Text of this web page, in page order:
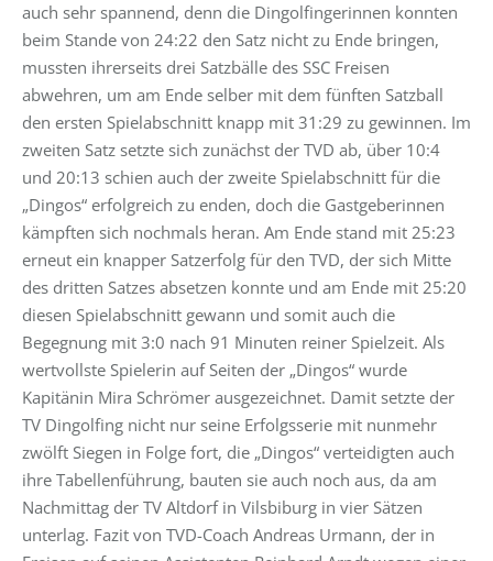
auch sehr spannend, denn die Dingolfingerinnen konnten
beim Stande von 24:22 den Satz nicht zu Ende bringen,
mussten ihrerseits drei Satzbälle des SSC Freisen
abwehren, um am Ende selber mit dem fünften Satzball
den ersten Spielabschnitt knapp mit 31:29 zu gewinnen. Im
zweiten Satz setzte sich zunächst der TVD ab, über 10:4
und 20:13 schien auch der zweite Spielabschnitt für die
„Dingos“ erfolgreich zu enden, doch die Gastgeberinnen
kämpften sich nochmals heran. Am Ende stand mit 25:23
erneut ein knapper Satzerfolg für den TVD, der sich Mitte
des dritten Satzes absetzen konnte und am Ende mit 25:20
diesen Spielabschnitt gewann und somit auch die
Begegnung mit 3:0 nach 91 Minuten reiner Spielzeit. Als
wertvollste Spielerin auf Seiten der „Dingos“ wurde
Kapitänin Mira Schrömer ausgezeichnet. Damit setzte der
TV Dingolfing nicht nur seine Erfolgsserie mit nunmehr
zwölft Siegen in Folge fort, die „Dingos“ verteidigten auch
ihre Tabellenführung, bauten sie auch noch aus, da am
Nachmittag der TV Altdorf in Vilsbiburg in vier Sätzen
unterlag. Fazit von TVD-Coach Andreas Urmann, der in